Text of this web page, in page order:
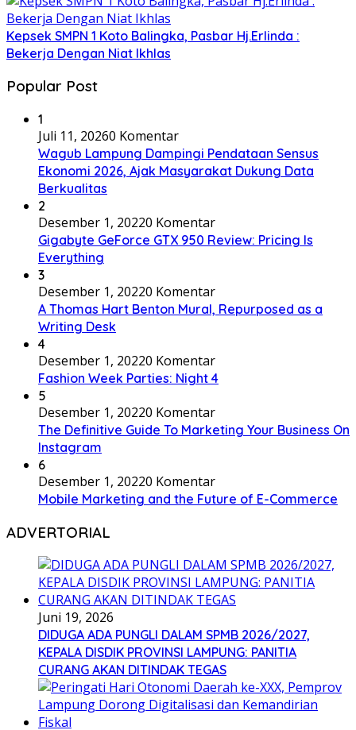
Kepsek SMPN 1 Koto Balingka, Pasbar Hj.Erlinda :
Bekerja Dengan Niat Ikhlas
Popular Post
1
Juli 11, 20260 Komentar
Wagub Lampung Dampingi Pendataan Sensus
Ekonomi 2026, Ajak Masyarakat Dukung Data
Berkualitas
2
Desember 1, 20220 Komentar
Gigabyte GeForce GTX 950 Review: Pricing Is
Everything
3
Desember 1, 20220 Komentar
A Thomas Hart Benton Mural, Repurposed as a
Writing Desk
4
Desember 1, 20220 Komentar
Fashion Week Parties: Night 4
5
Desember 1, 20220 Komentar
The Definitive Guide To Marketing Your Business On
Instagram
6
Desember 1, 20220 Komentar
Mobile Marketing and the Future of E-Commerce
ADVERTORIAL
Juni 19, 2026
DIDUGA ADA PUNGLI DALAM SPMB 2026/2027,
KEPALA DISDIK PROVINSI LAMPUNG: PANITIA
CURANG AKAN DITINDAK TEGAS